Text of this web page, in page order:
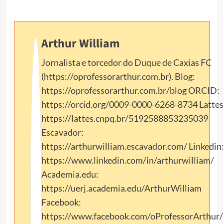
Arthur William
Jornalista e torcedor do Duque de Caxias FC
(https://oprofessorarthur.com.br). Blog:
https://oprofessorarthur.com.br/blog ORCID:
https://orcid.org/0009-0000-6268-8734
https://lattes.cnpq.br/5192588853235039
Escavador:
https://arthurwilliam.escavador.com/
https://www.linkedin.com/in/arthurwilliam/
Academia.edu:
https://uerj.academia.edu/ArthurWilliam
Facebook:
https://www.facebook.com/oProfessorArthur/